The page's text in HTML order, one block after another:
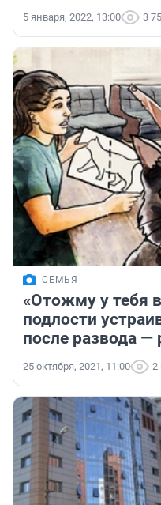
5 января, 2022, 13:00 3
СЕМЬЯ
«Отожму у тебя
подлости
после развода —
25 октября, 2021, 11:00 2